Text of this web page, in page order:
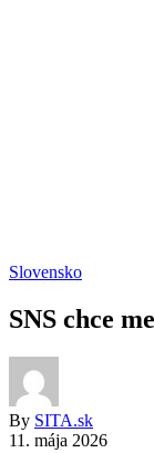
Slovensko
SNS chce
By SITA.sk
11. mája 2026